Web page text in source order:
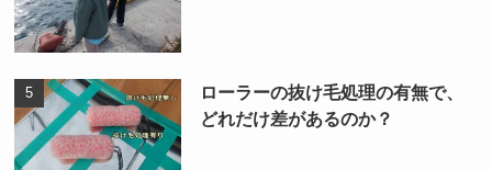
ローラーの抜け毛処理の有無で、
どれだけ差があるのか？